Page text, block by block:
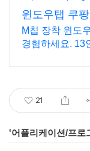
윈도우탭 쿠
M칩 장착 윈도
경험하세요. 13
21
'어플리케이션/프로